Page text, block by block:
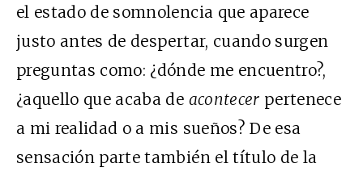
el estado de somnolencia que aparece
justo antes de despertar, cuando surgen
preguntas como: ¿dónde me encuentro?,
¿aquello que acaba de acontecer pertenece
a mi realidad o a mis sueños? De esa
sensación parte también el título de la